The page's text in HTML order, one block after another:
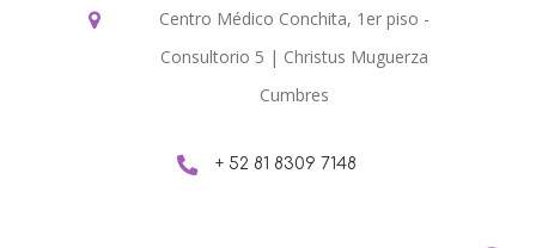
Centro Médico Conchita, 1er piso -
Consultorio 5 | Christus Muguerza
Cumbres
+ 52 81 8309 7148